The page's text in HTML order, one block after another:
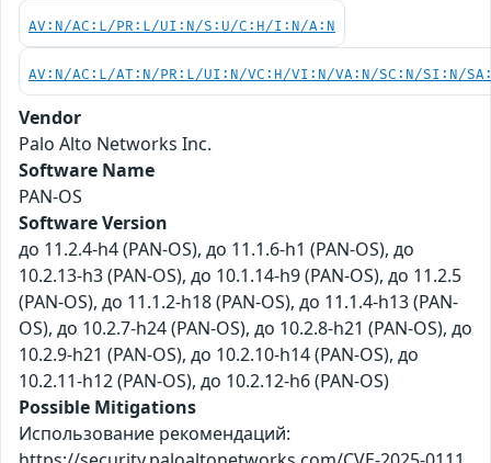
AV:N/AC:L/PR:L/UI:N/S:U/C:H/I:N/A:N
AV:N/AC:L/AT:N/PR:L/UI:N/VC:H/VI:N/VA:N/SC:N/SI:N/
Vendor
Palo Alto Networks Inc.
Software Name
PAN-OS
Software Version
до 11.2.4-h4 (PAN-OS), до 11.1.6-h1 (PAN-OS), до
10.2.13-h3 (PAN-OS), до 10.1.14-h9 (PAN-OS), до 11.2.5
(PAN-OS), до 11.1.2-h18 (PAN-OS), до 11.1.4-h13 (PAN-
OS), до 10.2.7-h24 (PAN-OS), до 10.2.8-h21 (PAN-OS), до
10.2.9-h21 (PAN-OS), до 10.2.10-h14 (PAN-OS), до
10.2.11-h12 (PAN-OS), до 10.2.12-h6 (PAN-OS)
Possible Mitigations
Использование рекомендаций: